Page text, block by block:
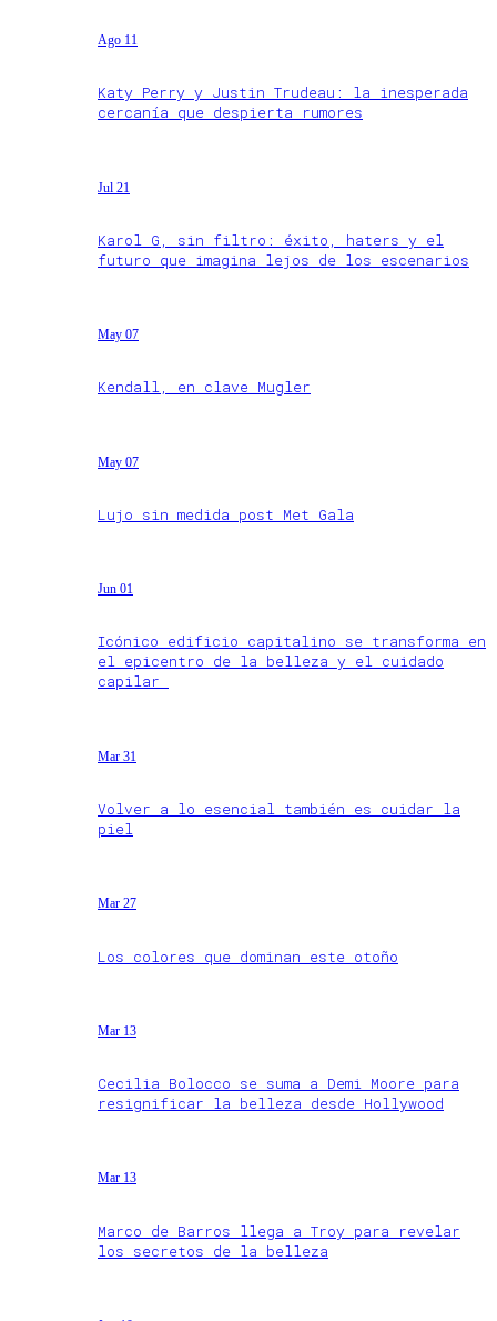
Ago 11
Katy Perry y Justin Trudeau: la inesperada
cercanía que despierta rumores
Jul 21
Karol G, sin filtro: éxito, haters y el
futuro que imagina lejos de los escenarios
May 07
Kendall, en clave Mugler
May 07
Lujo sin medida post Met Gala
Jun 01
Icónico edificio capitalino se transforma en
el epicentro de la belleza y el cuidado
capilar
Mar 31
Volver a lo esencial también es cuidar la
piel
Mar 27
Los colores que dominan este otoño
Mar 13
Cecilia Bolocco se suma a Demi Moore para
resignificar la belleza desde Hollywood
Mar 13
Marco de Barros llega a Troy para revelar
los secretos de la belleza